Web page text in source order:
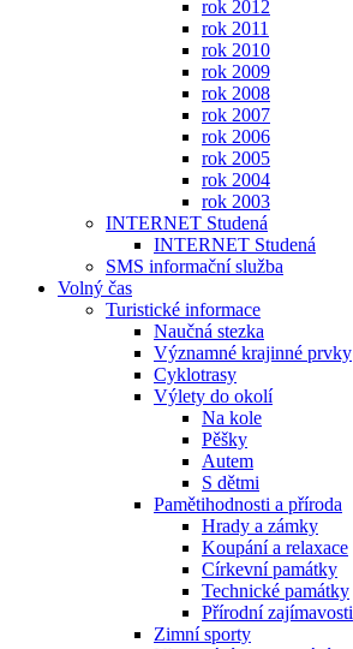
rok 2012
rok 2011
rok 2010
rok 2009
rok 2008
rok 2007
rok 2006
rok 2005
rok 2004
rok 2003
INTERNET Studená
INTERNET Studená
SMS informační služba
Volný čas
Turistické informace
Naučná stezka
Významné krajinné prvky
Cyklotrasy
Výlety do okolí
Na kole
Pěšky
Autem
S dětmi
Pamětihodnosti a příroda
Hrady a zámky
Koupání a relaxace
Církevní památky
Technické památky
Přírodní zajímavosti
Zimní sporty